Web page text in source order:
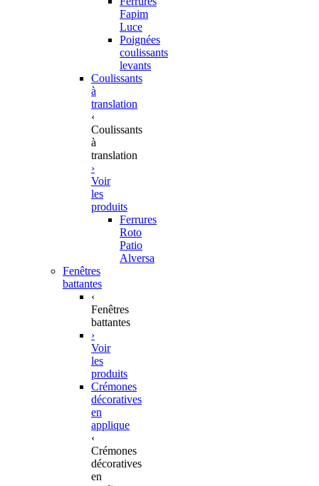
Fapim
Luce
Poignées
coulissants
levants
Coulissants
à
translation
‹
Coulissants
à
translation
›
Voir
les
produits
Ferrures
Roto
Patio
Alversa
Fenêtres
battantes
‹
Fenêtres
battantes
›
Voir
les
produits
Crémones
décoratives
en
applique
‹
Crémones
décoratives
en